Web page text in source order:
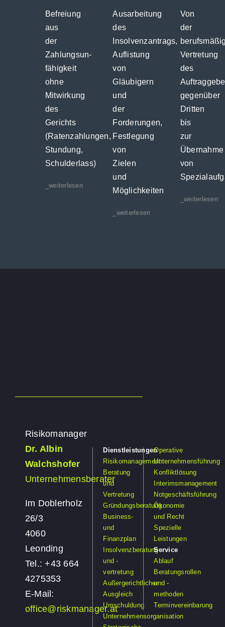
Befreiung
aus
der
Zahlungsun-
fähigkeit
ohne
Mitwirkung
des
Gerichts
(Ratenzahlungen,
Stundung,
Schulderlass)
_weiterlesen
Ausarbeitung
des
Insolvenzantrags,
Auflistung
von
Gläubigern
und
der
Forderungen,
Festlegung
von
Zielen
und
Möglichkeiten
_weiterlesen
Von
der
Vertretung
des
gegenüber
Dritten
bis
zur
Übernahme
von
_weiterlesen
Risikomanager
Dr. Albin
Walchshofer
Unternehmensberater
Im Doblerholz
26/3
4060
Leonding
Tel.: +43 664
4275353
E-Mail:
office@riskmanager.at
Dienstleistungen
Risikomanagement
Beratung
und
Vertretung
Gründungsberatung
Business-
und
Finanzplan
Insolvenzberatung
und -
vertretung
Außergerichtlicher
Ausgleich
Umschuldung
Unternehmensorganisation
Operative
Unternehmensführung
Konfliktlösung
Interimsmanagement
Notgeschäftsführung
Ökonomie
und Recht
Spezielle
Leistungen
Service
Ablauf
Beratungsrollen
und -
methoden
Terminvereinbarung